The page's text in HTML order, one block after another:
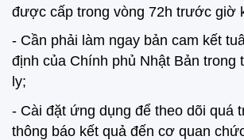
được cấp trong vòng 72h trước giờ
- Cần phải làm ngay bản cam kết
định của Chính phủ Nhật Bản trong
ly;
- Cài đặt ứng dụng để theo dõi quá
thông báo kết quả đến cơ quan